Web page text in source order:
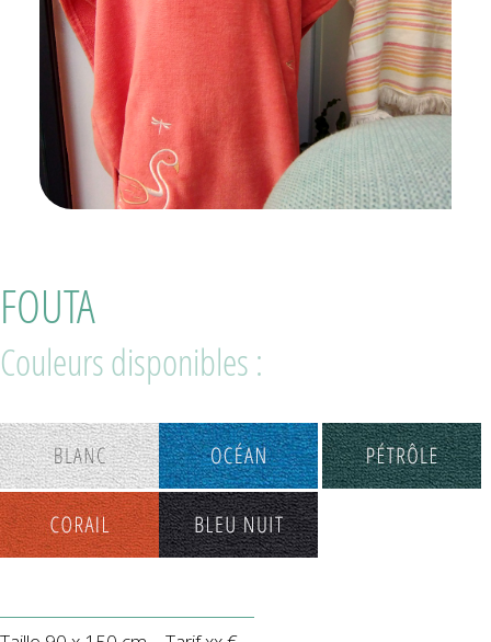
FOUTA
Couleurs disponibles :